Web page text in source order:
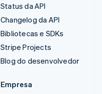
Status da API
Changelog da API
Bibliotecas e SDKs
Stripe Projects
Blog do desenvolvedor
Empresa